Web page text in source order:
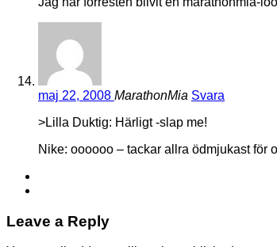
maj 22, 2008 MarathonMia Svara
>Lilla Duktig: Härligt -slap me!
Nike: oooooo – tackar allra ödmjukast för
Leave a Reply